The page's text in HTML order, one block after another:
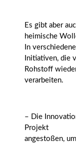
Es gibt aber
heimische
In
Initiativen, die
Rohstoff
verarbeiten.
– Die
Projekt
angestoßen,